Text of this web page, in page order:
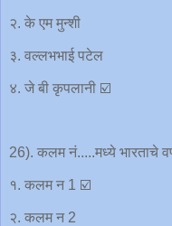
२. के एम मुन्शी
३. वल्लभभाई पटेल
४. जे बी कृपलानी ☑️
26). कलम नं.....मध्ये भारताचे
१. कलम न 1 ☑️
२. कलम न 2